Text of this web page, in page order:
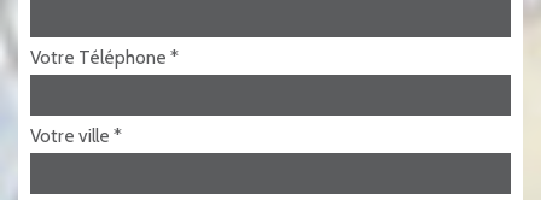
Votre Téléphone *
Votre ville *